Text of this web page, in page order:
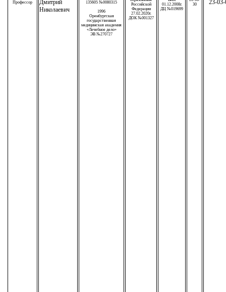
Профессор
Дмитрий
Николаевич
135605 №0080315
1996
Оренбургская
государственная
медицинская академия
«Лечебное дело»
ЭВ №270727
Российской
Федерации
27.02.2020г.
ДОК №001327
01.12.2008г.
ДЦ №019699
30
23-03-